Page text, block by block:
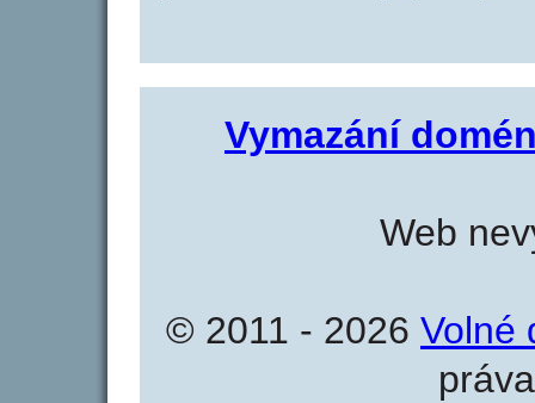
Vymazání
Web
© 2011 - 2026 Volné